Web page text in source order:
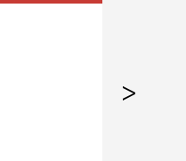
>